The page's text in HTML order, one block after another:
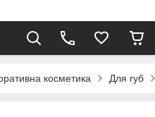
косметика Для губ